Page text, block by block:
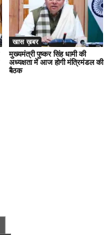
खास ख़बर
मुख्यमंत्री पुष्कर सिंह धामी की
अध्यक्षता में आज होगी मंत्रिमंडल की
बैठक